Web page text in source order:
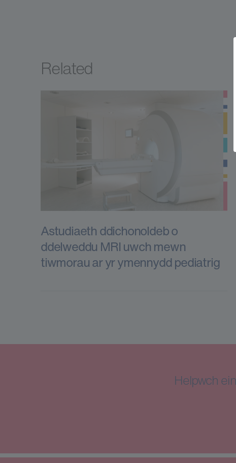
Related
Astudiaeth ddichonoldeb o
ddelweddu MRI uwch mewn
tiwmorau ar yr ymennydd pediatrig
Helpwch